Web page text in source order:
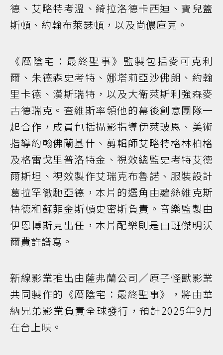
德、艾略特考溫、綺拉洛德卡西迪、寶兒蓋
斯頓、約翰布萊瑟頓，以及尚儂庫克。
《厲陰宅：最終聖事》監製包括麥可克利
爾、朱德森史考特、娜塔莉亞沙佛朗、約翰
里卡德、漢斯瑞特，以及大衛萊斯利強森麥
古德瑞克。查維斯率領他的幕後創意團隊一
起合作，成員包括攝影指導伊萊玻恩、美術
指導約翰佛蘭基什、剪輯師艾略特格林柏格
及格雷戈里普洛特金、視效總監史考特艾德
爾斯坦、視效製作艾瑞克布魯諾、服裝設計
葛拉罕徹馳亞德，本片的選角由蘿絲維克斯
特德和蘇菲金斯頓史密斯負責。音樂監製由
伊恩博斯克出任，本片配樂則是由班傑明沃
爾費許譜寫。
新線影業推出由薩弗蘭公司／原子怪獸影業
共同製作的《厲陰宅：最終聖事》，將由華
納兄弟影業負責全球發行，預計2025年9月
在台上映。